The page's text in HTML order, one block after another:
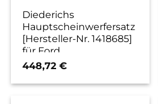
Diederichs
Hauptscheinwerfersatz
[Hersteller-Nr. 1418685]
für Ford
448,72 €